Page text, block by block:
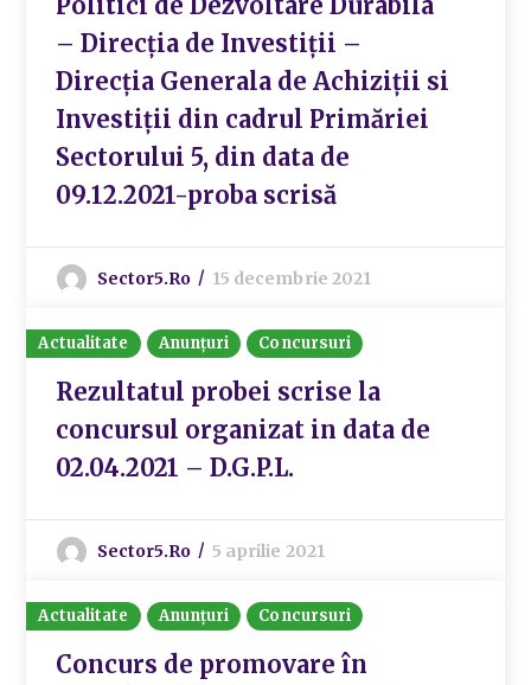
– Direcția de Investiții –
Direcția Generala de Achiziții si
Investiții din cadrul Primăriei
Sectorului 5, din data de
09.12.2021-proba scrisă
Sector5.ro 15 decembrie 2021
Actualitate Anunțuri Concursuri
Rezultatul probei scrise la
concursul organizat in data de
02.04.2021 – D.G.P.L.
Sector5.ro 5 aprilie 2021
Actualitate Anunțuri Concursuri
Concurs de promovare în